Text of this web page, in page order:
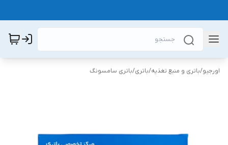
اورجیو/باتری و منبع تغذیه/باتری/باتری سامسونگ